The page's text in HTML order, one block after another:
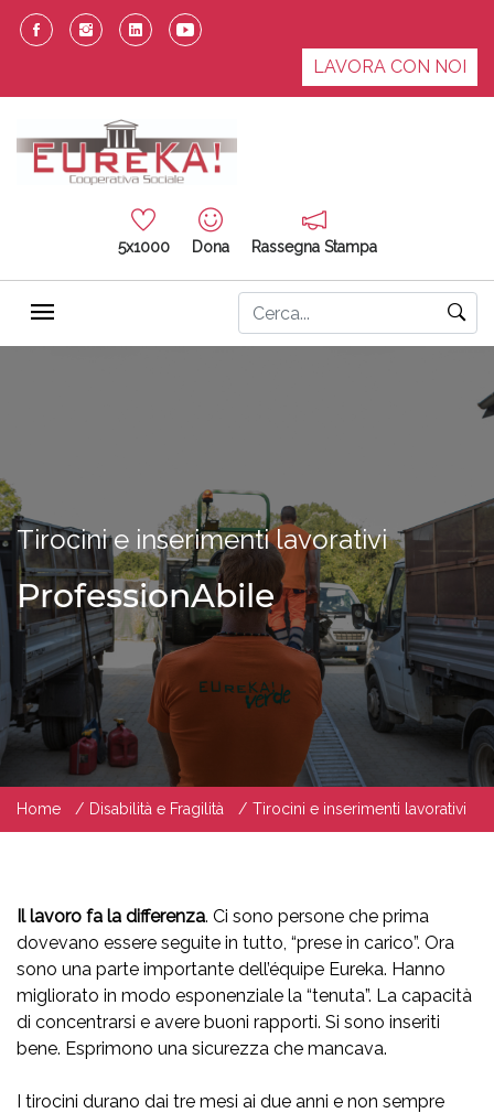
LAVORA CON NOI
5x1000 Dona Rassegna Stampa
Tirocini e inserimenti lavorativi
ProfessionAbile
Home Disabilità e Fragilità Tirocini e inserimenti lavorativi
Il lavoro fa la differenza. Ci sono persone che prima
dovevano essere seguite in tutto, “prese in carico”. Ora
sono una parte importante dell’équipe Eureka. Hanno
migliorato in modo esponenziale la “tenuta”. La capacità
di concentrarsi e avere buoni rapporti. Si sono inseriti
bene. Esprimono una sicurezza che mancava.
I tirocini durano dai tre mesi ai due anni e non sempre